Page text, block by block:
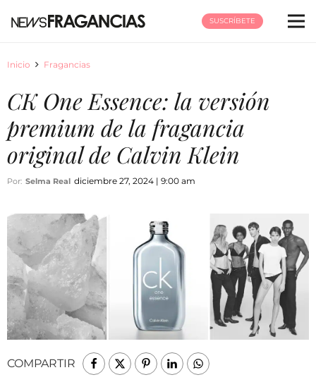
SUSCRÍBETE
Inicio Fragancias
CK One Essence: la versión
premium de la fragancia
original de Calvin Klein
Por: Selma Real diciembre 27, 2024 | 9:00 am
COMPARTIR